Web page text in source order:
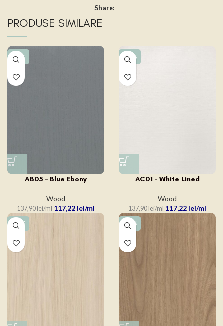
Share:
PRODUSE SIMILARE
-15%
AB05 – Blue Ebony
Wood
137,90lei 117,22 lei
-15%
AC01 – White Lined
Wood
137,90lei 117,22 lei
-15% -15%